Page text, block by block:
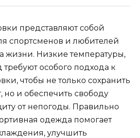
представляют собой
спортсменов и любителей
жизни. Низкие температуры,
требуют особого подхода к
чтобы не только сохранить
но и обеспечить свободу
от непогоды. Правильно
одежда помогает
улучшить